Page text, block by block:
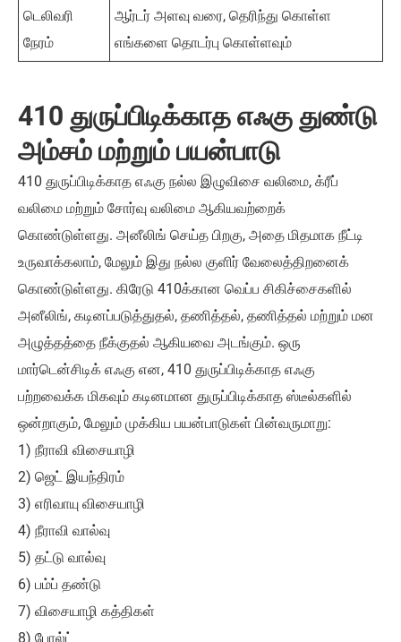
டெலிவரி
நேரம்
ஆர்டர் அளவு வரை, தெரிந்து கொள்ள
எங்களை தொடர்பு கொள்ளவும்
410 துருப்பிடிக்காத எஃகு துண்டு
அம்சம் மற்றும் பயன்பாடு
410 துருப்பிடிக்காத எஃகு நல்ல இழுவிசை வலிமை, க்ரீப்
வலிமை மற்றும் சோர்வு வலிமை ஆகியவற்றைக்
கொண்டுள்ளது. அனீலிங் செய்த பிறகு, அதை மிதமாக நீட்டி
உருவாக்கலாம், மேலும் இது நல்ல குளிர் வேலைத்திறனைக்
கொண்டுள்ளது. கிரேடு 410க்கான வெப்ப சிகிச்சைகளில்
அனீலிங், கடினப்படுத்துதல், தணித்தல், தணித்தல் மற்றும் மன
அழுத்தத்தை நீக்குதல் ஆகியவை அடங்கும். ஒரு
மார்டென்சிடிக் எஃகு என, 410 துருப்பிடிக்காத எஃகு
பற்றவைக்க மிகவும் கடினமான துருப்பிடிக்காத ஸ்டீல்களில்
ஒன்றாகும், மேலும் முக்கிய பயன்பாடுகள் பின்வருமாறு:
1) நீராவி விசையாழி
2) ஜெட் இயந்திரம்
3) எரிவாயு விசையாழி
4) நீராவி வால்வு
5) தட்டு வால்வு
6) பம்ப் தண்டு
7) விசையாழி கத்திகள்
8) போல்ட்